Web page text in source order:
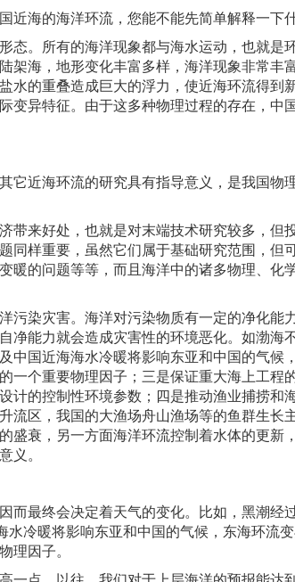
近海的海洋环流，您能不能先简单解释一下
态。所有的海洋现象都与海水运动，也就是
架海，地形变化丰富多样，海洋现象非常丰
水的重叠造成巨大的浮力，使近海环流得到
变异特征。由于这多种物理过程的存在，中
它近海环流的研究具有指导意义，是我国物
带来好处，也就是对末端技术研究较多，但
同样重要，虽然它们属于基础研究范围，但
暖的问题等等，而且海洋中的诸多物理、化
污染灾害。海洋对污染物质有一定的净化能
净能力就会造成灾害性的环境恶化。如渤海
中国近海海水冷暖将影响东亚和中国的气候
一个重要物理因子；三是保证重大海上工程
计的控制性环境参数；四是推动渔业捕捞和
流区，我国的大渔场舟山渔场等的鱼群生长
盛衰，另一方面海洋环流控制着水体的更新
义。
而最终会决定着天气的变化。比如，黑潮经
冷暖将影响东亚和中国的气候，东海环流
理因子。